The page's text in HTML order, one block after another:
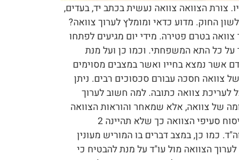
צורת הצוואה צוואה נעשית בכתב יד, בעדים,
החוק. מדוע כדאי ומומלץ לערוך צוואה?
בטרם פטירה. מידי יום מגיעים לפתחו
על כל התא המשפחתי. וכמו כן ועל מנת
אשר נמצא בחייו ואשר במצבים מסוימים
צוואה חסכה עבורם סכסוכים רבים. ניתן
לעריכת צוואה כתובה. למה חשוב לערוך
של צוואה, אלא שמאחר והוראות הצוואה
על סעיפיה לא נוסחו כמו שצריך, עתה לאחר מות המוריש יש מקום לפרשנויות שונות, על כן עריכת צוואה אצל עו"ד אשר אמוד על ניסוח סעיפי הצוואה כך שלא תהיינה 2
הם עוה"ד. כמו כן, במצב דברים בו המוריש מעונין
הצוואה מול עו"ד על מנת להבטיח כי